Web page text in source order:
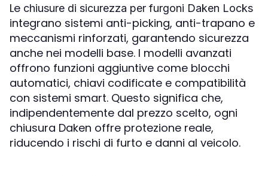
Le chiusure di sicurezza per furgoni Daken Locks
integrano sistemi anti-picking, anti-trapano e
meccanismi rinforzati, garantendo sicurezza
anche nei modelli base. I modelli avanzati
offrono funzioni aggiuntive come blocchi
automatici, chiavi codificate e compatibilità
con sistemi smart. Questo significa che,
indipendentemente dal prezzo scelto, ogni
chiusura Daken offre protezione reale,
riducendo i rischi di furto e danni al veicolo.